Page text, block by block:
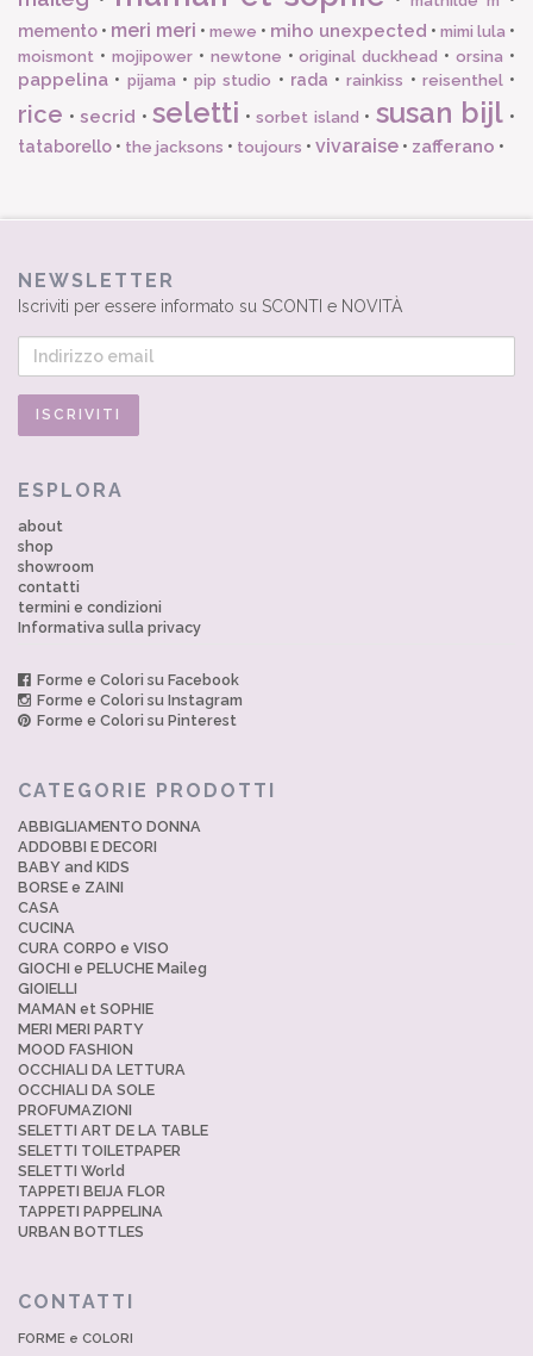
memento • meri meri • mewe • miho unexpected • mimi lula •
moismont • mojipower• newtone •original duckhead •orsina •
pappelina • pijama • pip studio • rada •rainkiss • reisenthel•
rice •secrid •seletti •sorbet island • susan bijl •
tataborello • the jacksons • toujours • vivaraise • zafferano •
NEWSLETTER
Iscriviti per essere informato su SCONTI e NOVITÀ
ESPLORA
about
shop
showroom
contatti
termini e condizioni
Informativa sulla privacy
Forme e Colori su Facebook
Forme e Colori su Instagram
Forme e Colori su Pinterest
CATEGORIE PRODOTTI
ABBIGLIAMENTO DONNA
ADDOBBI E DECORI
BABY and KIDS
BORSE e ZAINI
CASA
CUCINA
CURA CORPO e VISO
GIOCHI e PELUCHE Maileg
GIOIELLI
MAMAN et SOPHIE
MERI MERI PARTY
MOOD FASHION
OCCHIALI DA LETTURA
OCCHIALI DA SOLE
PROFUMAZIONI
SELETTI ART DE LA TABLE
SELETTI TOILETPAPER
SELETTI World
TAPPETI BEIJA FLOR
TAPPETI PAPPELINA
URBAN BOTTLES
CONTATTI
FORME e COLORI